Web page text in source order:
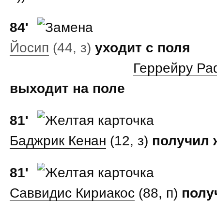
84'
Йосип (44, з) уходит с поля
Геррейру
выходит на поле
81'
Баджрик Кенан (12, з) получил
81'
Саввидис Кириакос (88, п)